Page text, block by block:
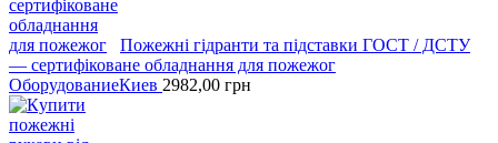
Пожежні гідранти тa підставки ГОСТ / ДСТУ
— сертифіковане обладнання для пожежог
ОборудованиеКиев 2982,00 грн